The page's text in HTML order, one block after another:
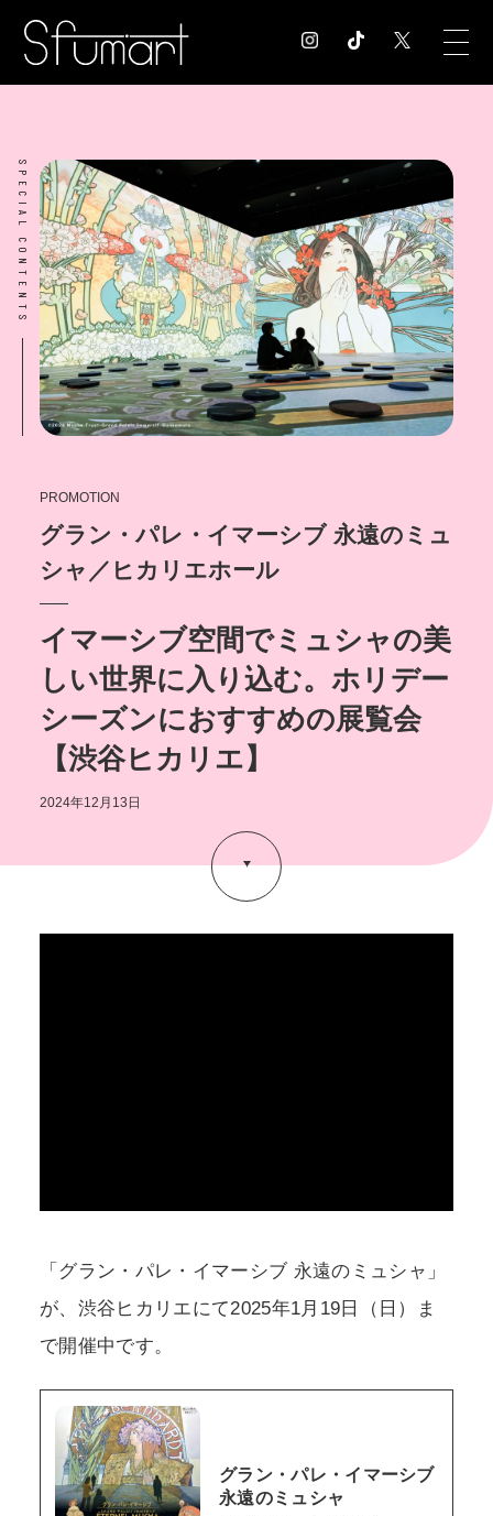
COLUMN コラム記事
EXHIBITION 展覧会情報
MUSEUM 美術館情報
NEWS お知らせ
CONTACT お問合せ
POLICY COMPANY
SPECIAL CONTENTS
PROMOTION
グラン・パレ・イマーシブ 永遠のミュ
シャ／ヒカリエホール
イマーシブ空間でミュシャの美
しい世界に入り込む。ホリデー
シーズンにおすすめの展覧会
【渋谷ヒカリエ】
2024年12月13日
「グラン・パレ・イマーシブ 永遠のミュシャ」
が、渋谷ヒカリエにて2025年1月19日（日）ま
で開催中です。
グラン・パレ・イマーシブ
永遠のミュシャ